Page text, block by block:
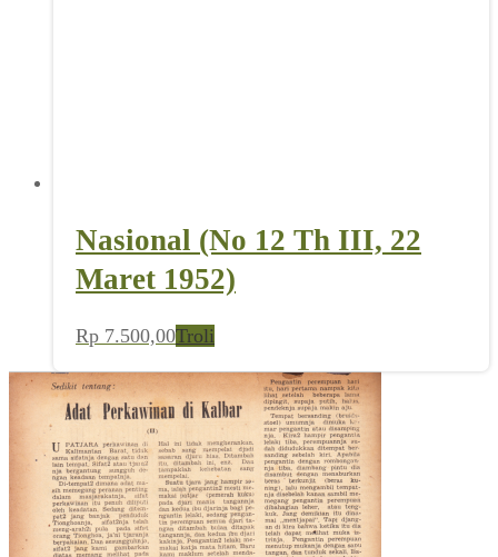
Nasional (No 12 Th III, 22
Maret 1952)
Rp 7.500,00Troli